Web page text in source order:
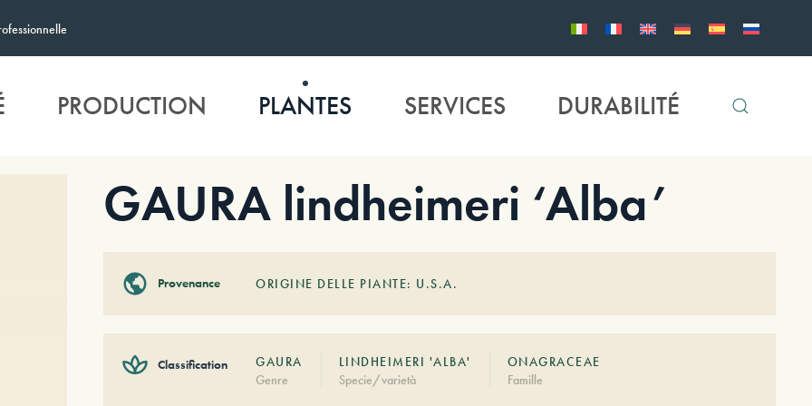
PRODUCTION PLANTES SERVICES DURABILITÉ
GAURA lindheimeri ‘Alba’
Provenance ORIGINE DELLE PIANTE: U.S.A.
Classification
GAURA
Genre
LINDHEIMERI 'ALBA'
Specie/varietà
ONAGRACEAE
Famille